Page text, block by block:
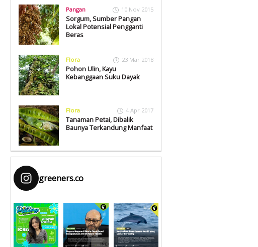
Pangan 10 Nov 2015
Sorgum, Sumber Pangan
Lokal Potensial Pengganti
Beras
Flora 23 Mar 2018
Pohon Ulin, Kayu
Kebanggaan Suku Dayak
Flora 4 Apr 2017
Tanaman Petai, Dibalik
Baunya Terkandung Manfaat
greeners.co